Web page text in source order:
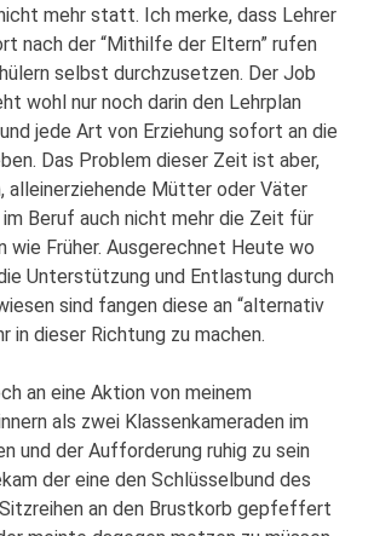
mehr statt. Ich merke, dass Lehrer
nach der “Mithilfe der Eltern” rufen
selbst durchzusetzen. Der Job
wohl nur noch darin den Lehrplan
jede Art von Erziehung sofort an die
Das Problem dieser Zeit ist aber,
alleinerziehende Mütter oder Väter
Beruf auch nicht mehr die Zeit für
wie Früher. Ausgerechnet Heute wo
Unterstützung und Entlastung durch
sind fangen diese an “alternativ
in dieser Richtung zu machen.
an eine Aktion von meinem
als zwei Klassenkameraden im
und der Aufforderung ruhig zu sein
der eine den Schlüsselbund des
an den Brustkorb gepfeffert